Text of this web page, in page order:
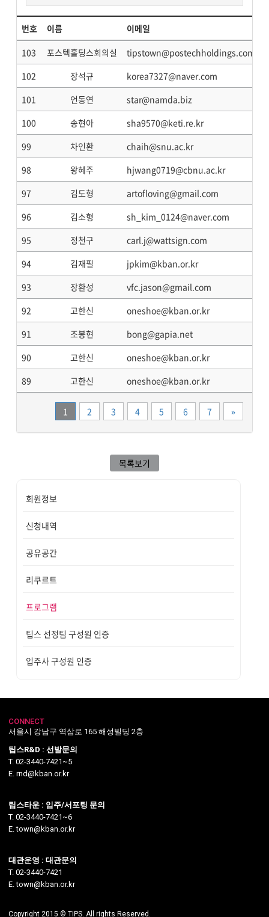
번호 이름 이메일
103
포스텍홀딩스회의실 tipstown@postechholdings.com
102
장석규 korea7327@naver.com
101
언동연 star@namda.biz
100
송현아 sha9570@keti.re.kr
99
차인환 chaih@snu.ac.kr
98
왕혜주 hjwang0719@cbnu.ac.kr
97
김도형 artofloving@gmail.com
96
김소형 sh_kim_0124@naver.com
95
정천구 carl.j@wattsign.com
94
김재필 jpkim@kban.or.kr
93
장환성 vfc.jason@gmail.com
92
고한신 oneshoe@kban.or.kr
91
조봉현 bong@gapia.net
90
고한신 oneshoe@kban.or.kr
89
고한신 oneshoe@kban.or.kr
1 2 3 4 5 6 7 »끝
목록보기
회원정보
신청내역
공유공간
리쿠르트
프로그램
팁스 선정팀 구성원 인증
입주사 구성원 인증
CONNECT
서울시 강남구 역삼로 165 해성빌딩 2층
팁스R&D : 선발문의
T. 02-3440-7421~5
E. rnd@kban.or.kr
팁스타운 : 입주/서포팅 문의
T. 02-3440-7421~6
E. town@kban.or.kr
대관운영 : 대관문의
T. 02-3440-7421
E. town@kban.or.kr
Copyright 2015 © TIPS. All rights Reserved.